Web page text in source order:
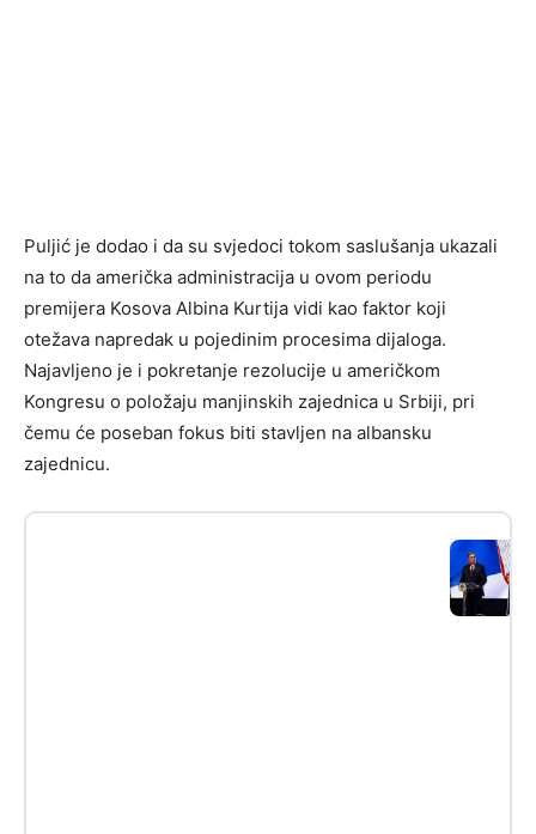
Puljić je dodao i da su svjedoci tokom saslušanja ukazali
na to da američka administracija u ovom periodu
premijera Kosova Albina Kurtija vidi kao faktor koji
otežava napredak u pojedinim procesima dijaloga.
Najavljeno je i pokretanje rezolucije u američkom
Kongresu o položaju manjinskih zajednica u Srbiji, pri
čemu će poseban fokus biti stavljen na albansku
zajednicu.